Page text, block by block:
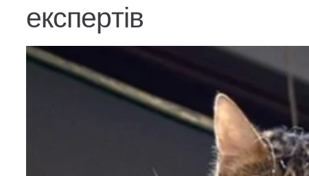
експертів